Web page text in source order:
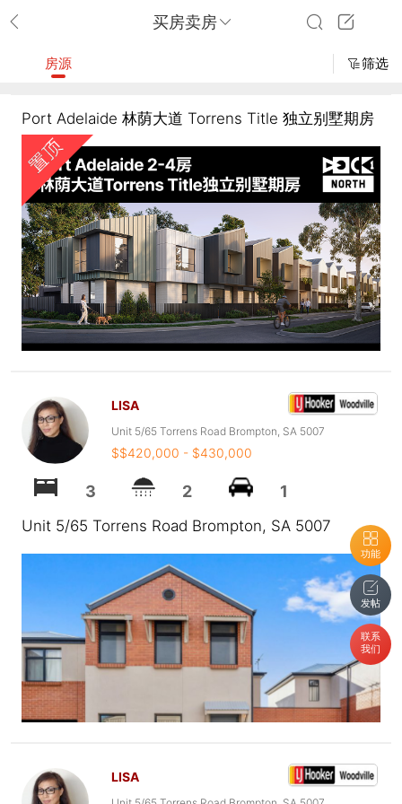
买房卖房
功能
发帖
联系
我们
房源 筛选
Port Adelaide 林荫大道 Torrens Title 独立别墅期房
LISA
Unit 5/65 Torrens Road Brompton, SA 5007
$$420,000 - $430,000
3 2 1
Unit 5/65 Torrens Road Brompton, SA 5007
LISA